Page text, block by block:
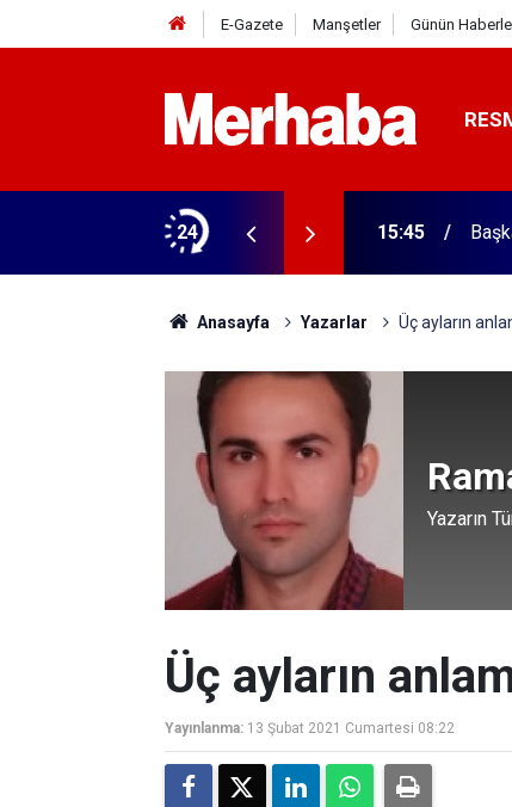
E-Gazete Manşetler Günün
24
Kampüsü'ne ziyaret 15:45
Anasayfa Yazarlar Üç ayların
Yazarın
Üç ayların
Yayınlanma: 13 Şubat 2021 Cumartesi 08:22